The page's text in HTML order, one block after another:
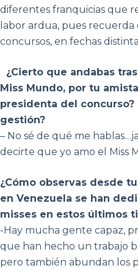
diferentes franquicias que
labor ardua, pues recuerda
concursos, en fechas
¿Cierto que andabas
Miss Mundo, por tu
presidenta del concurso?
gestión?
– No sé de qué me
decirte que yo amo el Miss
¿Cómo observas desde
en Venezuela se han
misses en estos últimos
-Hay mucha gente capaz,
que han hecho un trabajo
pero también abundan los